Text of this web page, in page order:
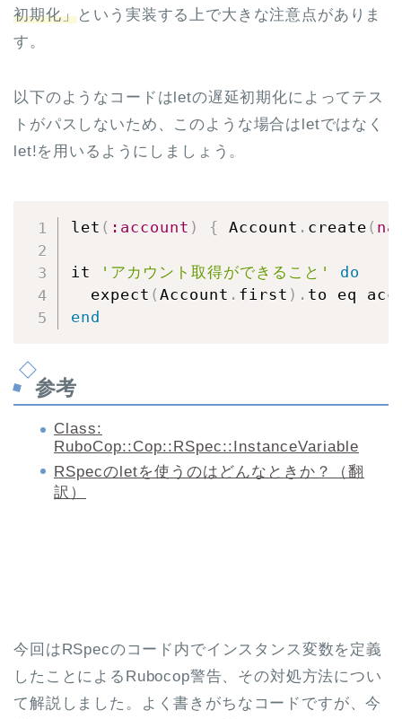
初期化」という実装する上で大きな注意点がありま
す。
以下のようなコードはletの遅延初期化によってテス
トがパスしないため、このような場合はletではなく
let!を用いるようにしましょう。
let ( :account ) { Account . create (
it 'アカウント取得ができること'
do
  expect
( Account . first ) .
end
参考
Class:
RuboCop::Cop::RSpec::InstanceVariable
RSpecのletを使うのはどんなときか？（翻
訳）
今回はRSpecのコード内でインスタンス変数を定義
したことによるRubocop警告、その対処方法につい
て解説しました。よく書きがちなコードですが、今